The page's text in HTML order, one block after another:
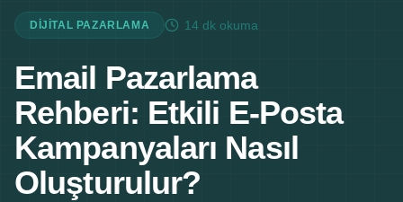
DIJITAL PAZARLAMA 14 dk okuma
Email Pazarlama
Rehberi: Etkili E-Posta
Kampanyaları Nasıl
Oluşturulur?